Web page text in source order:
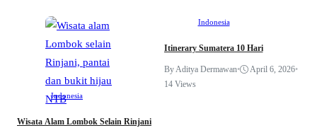
Indonesia
Wisata Alam Lombok Selain Rinjani
Indonesia
Itinerary Sumatera 10 Hari
By Aditya Dermawan• April 6, 2026•
14 Views